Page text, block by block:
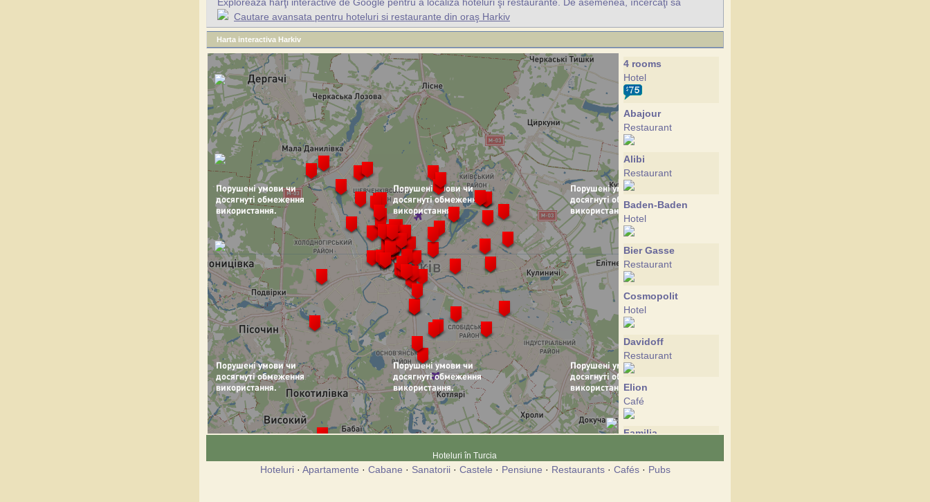
Cautare avansata pentru hoteluri si restaurante din oraş Harkiv
Harta interactiva Harkiv
4 rooms
Hotel
Abajour
Restaurant
Alibi
Restaurant
Baden-Baden
Hotel
Bier Gasse
Restaurant
Cosmopolit
Hotel
Davidoff
Restaurant
Elion
Café
Familia
Hoteluri în Turcia
Hoteluri· Apartamente · Cabane · Sanatorii· Castele · Pensiune · Restaurants· Cafés· Pubs